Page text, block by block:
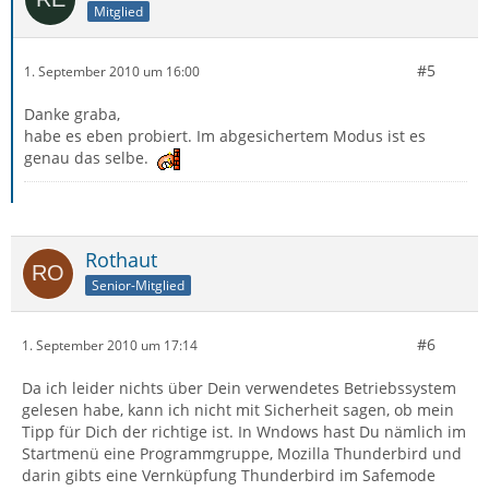
Mitglied
1. September 2010 um 16:00 #5
Danke graba,
habe es eben probiert. Im abgesichertem Modus ist es
genau das selbe.
Rothaut
Senior-Mitglied
1. September 2010 um 17:14 #6
Da ich leider nichts über Dein verwendetes Betriebssystem
gelesen habe, kann ich nicht mit Sicherheit sagen, ob mein
Tipp für Dich der richtige ist. In Wndows hast Du nämlich im
Startmenü eine Programmgruppe, Mozilla Thunderbird und
darin gibts eine Vernküpfung Thunderbird im Safemode